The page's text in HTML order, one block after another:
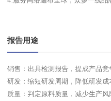
报告用途
销售：出具检测报告，提成产品竞
研发：缩短研发周期，降低研发成
质量：判定原料质量，减少生产风